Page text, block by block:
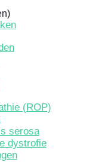
(ROP)
serosa
dystrofie